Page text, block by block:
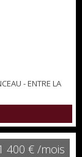
- ENTRE LA
refait à neuf
standing, sur
Loyer
400 € /mois